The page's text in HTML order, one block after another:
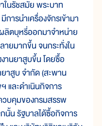
ในรัชสมัย พระบาท
ารนำเครื่องจักรเข้ามา
ผลิตบุหรี่ออกมาจำหน่าย
ยมากขึ้น จนกระทั่งใน
านยาสูบขึ้น โดยซื้อ
าสูบ จำกัด (สะพาน
และดำเนินกิจการ
บคุมของกรมสรรพ
นั้น รัฐบาลได้ซื้อกิจการ